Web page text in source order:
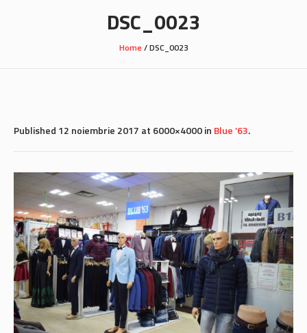
DSC_0023
Home /DSC_0023
Published 12 noiembrie 2017 at 6000×4000 in Blue ’63.